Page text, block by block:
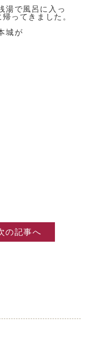
湯で風呂に入っ
ってきました。
城が
の記事へ